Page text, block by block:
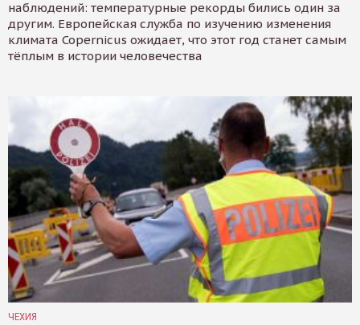
наблюдений: температурные рекорды бились один за
другим. Европейская служба по изучению изменения
климата Copernicus ожидает, что этот год станет самым
тёплым в истории человечества
ЧЕХИЯ